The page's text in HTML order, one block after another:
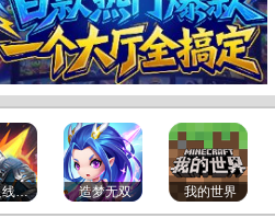
手绘
最新
4399火线精英 造梦无双 我的世界